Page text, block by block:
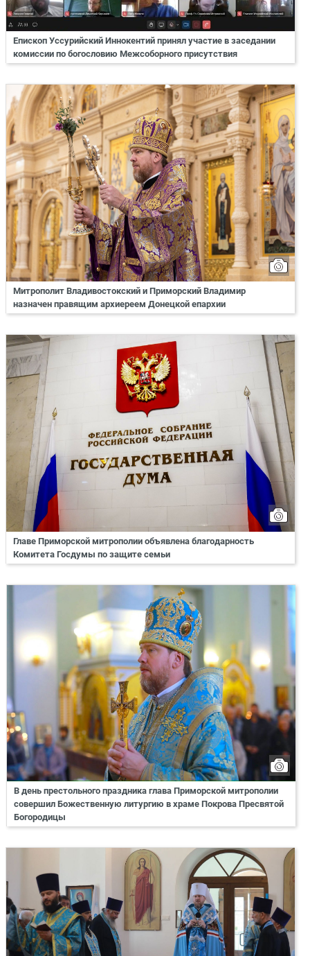
Епископ Уссурийский Иннокентий принял участие в заседании
комиссии по богословию Межсоборного присутствия
Митрополит Владивостокский и Приморский Владимир
назначен правящим архиереем Донецкой епархии
Главе Приморской митрополии объявлена благодарность
Комитета Госдумы по защите семьи
В день престольного праздника глава Приморской митрополии
совершил Божественную литургию в храме Покрова Пресвятой
Богородицы